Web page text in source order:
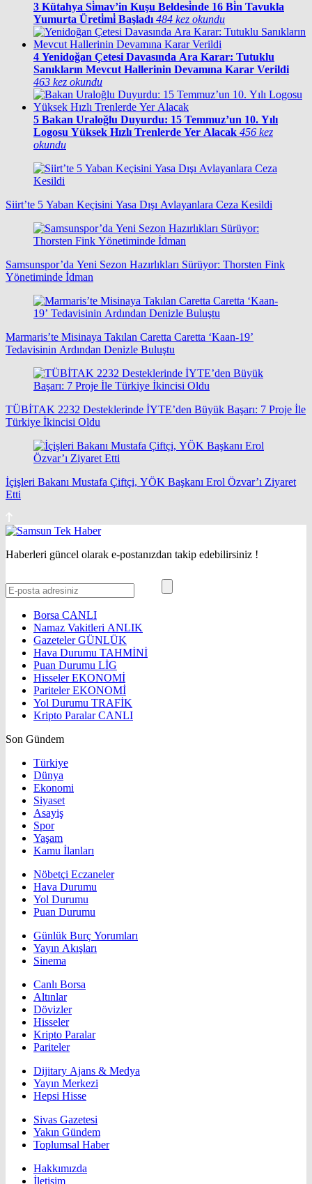
3 Kütahya Si̇mav’in Kuşu Beldesi̇nde 16 Bi̇n Tavukla
Yumurta Üreti̇mi̇ Başladı 484 kez okundu
4 Yenidoğan Çetesi Davasında Ara Karar: Tutuklu
Sanıkların Mevcut Hallerinin Devamına Karar Verildi
463 kez okundu
5 Bakan Uraloğlu Duyurdu: 15 Temmuz’un 10. Yılı
Logosu Yüksek Hızlı Trenlerde Yer Alacak 456 kez
okundu
Siirt’te 5 Yaban Keçisini Yasa Dışı Avlayanlara Ceza Kesildi
Samsunspor’da Yeni Sezon Hazırlıkları Sürüyor: Thorsten Fink
Yönetiminde İdman
Marmaris’te Misinaya Takılan Caretta Caretta ‘Kaan-19’
Tedavisinin Ardından Denizle Buluştu
TÜBİTAK 2232 Desteklerinde İYTE’den Büyük Başarı: 7 Proje İle
Türkiye İkincisi Oldu
İçişleri Bakanı Mustafa Çiftçi, YÖK Başkanı Erol Özvar’ı Ziyaret
Etti
Haberleri güncel olarak e-postanızdan takip edebilirsiniz !
Borsa CANLI
Namaz Vakitleri ANLIK
GazetelerGÜNLÜK
Hava Durumu TAHMİNİ
Puan Durumu LİG
HisselerEKONOMİ
ParitelerEKONOMİ
Yol Durumu TRAFİK
Kripto ParalarCANLI
Son Gündem
Türkiye
Dünya
Ekonomi
Siyaset
Asayiş
Spor
Yaşam
Kamu İlanları
Nöbetçi Eczaneler
Hava Durumu
Yol Durumu
Puan Durumu
Günlük Burç Yorumları
Yayın Akışları
Sinema
Canlı Borsa
Altınlar
Dövizler
Hisseler
Kripto Paralar
Pariteler
Dijitary Ajans & Medya
Yayın Merkezi
Hepsi Hisse
Sivas Gazetesi
Yakın Gündem
Toplumsal Haber
Hakkımızda
İletişim